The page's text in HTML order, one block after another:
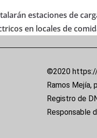
estaciones de
en locales de
©2020
Ramos Mejía,
Registro de
Responsable